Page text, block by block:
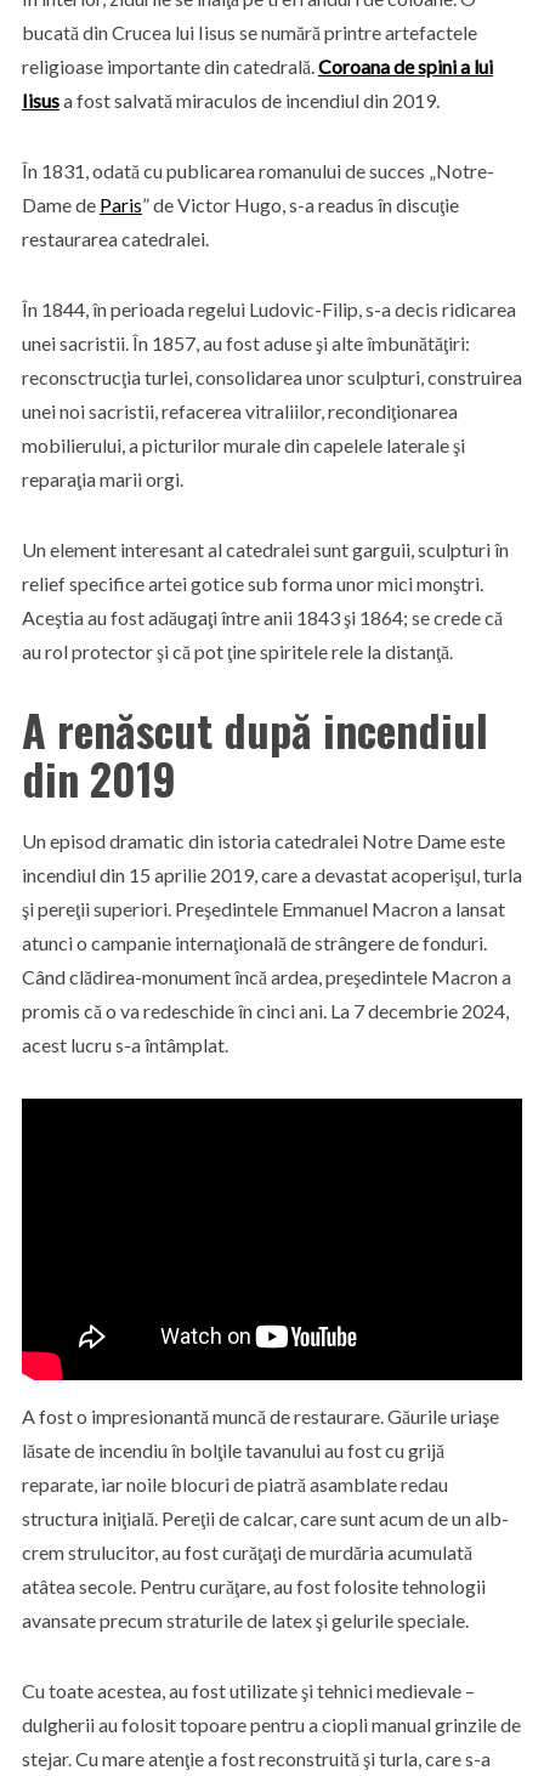
bucată din Crucea lui Iisus se numără printre artefactele
religioase importante din catedrală. Coroana de spini a lui
Iisusa fost salvată miraculos de incendiul din 2019.
În 1831, odată cu publicarea romanului de succes „Notre-
Dame de Paris” de Victor Hugo, s-a readus în discuţie
restaurarea catedralei.
În 1844, în perioada regelui Ludovic-Filip, s-a decis ridicarea
unei sacristii. În 1857, au fost aduse şi alte îmbunătăţiri:
reconsctrucţia turlei, consolidarea unor sculpturi, construirea
unei noi sacristii, refacerea vitraliilor, recondiţionarea
mobilierului, a picturilor murale din capelele laterale şi
reparaţia marii orgi.
Un element interesant al catedralei sunt garguii, sculpturi în
relief specifice artei gotice sub forma unor mici monştri.
Aceştia au fost adăugaţi între anii 1843 şi 1864; se crede că
au rol protector şi că pot ţine spiritele rele la distanţă.
A renăscut după incendiul
din 2019
Un episod dramatic din istoria catedralei Notre Dame este
incendiul din 15 aprilie 2019, care a devastat acoperişul, turla
şi pereţii superiori. Preşedintele Emmanuel Macron a lansat
atunci o campanie internaţională de strângere de fonduri.
Când clădirea-monument încă ardea, preşedintele Macron a
promis că o va redeschide în cinci ani. La 7 decembrie 2024,
acest lucru s-a întâmplat.
A fost o impresionantă muncă de restaurare. Găurile uriaşe
lăsate de incendiu în bolţile tavanului au fost cu grijă
reparate, iar noile blocuri de piatră asamblate redau
structura iniţială. Pereţii de calcar, care sunt acum de un alb-
crem strulucitor, au fost curăţaţi de murdăria acumulată
atâtea secole. Pentru curăţare, au fost folosite tehnologii
avansate precum straturile de latex şi gelurile speciale.
Cu toate acestea, au fost utilizate şi tehnici medievale –
dulgherii au folosit topoare pentru a ciopli manual grinzile de
stejar. Cu mare atenţie a fost reconstruită şi turla, care s-a